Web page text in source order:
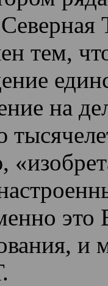
тем,
на
это
и